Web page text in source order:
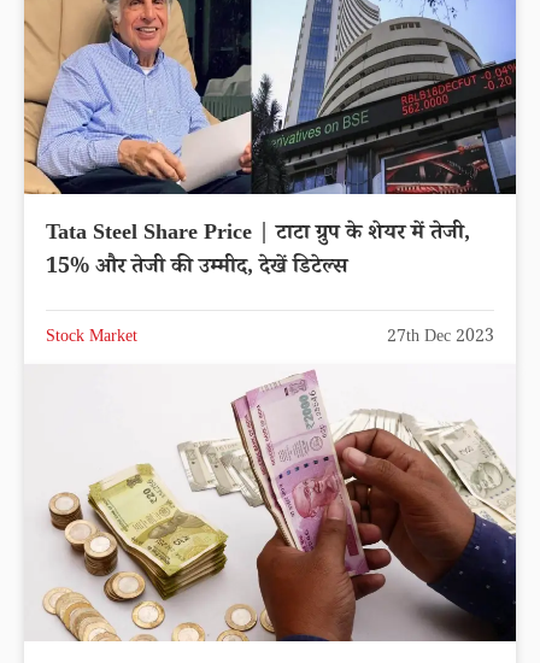
Tata Steel Share Price | टाटा ग्रुप के शेयर में तेजी,
15% और तेजी की उम्मीद, देखें डिटेल्स
Stock Market 27th Dec 2023